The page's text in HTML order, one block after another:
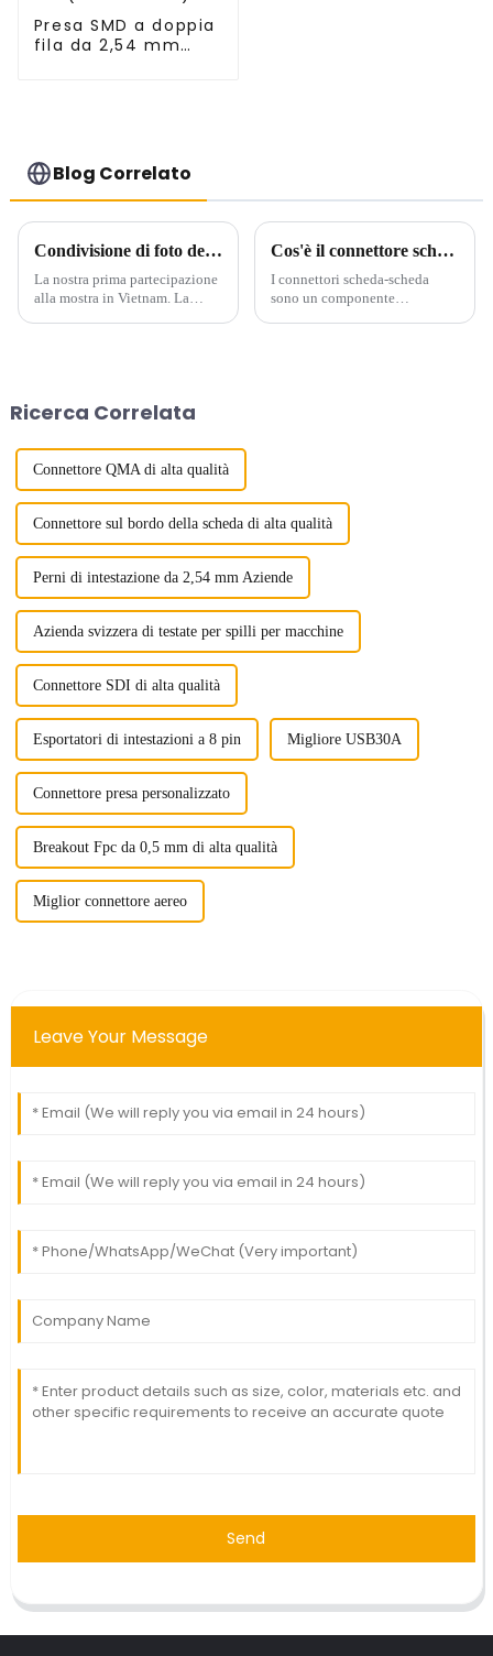
Presa SMD a doppia
fila da 2,54 mm
Blog Correlato
Condivisione di foto del CEIT&ECPE in Vietnam
La nostra prima partecipazione
alla mostra in Vietnam. La
Cos'è il connettore scheda-scheda?
I connettori scheda-scheda
sono un componente
Ricerca Correlata
Connettore QMA di alta qualità
Connettore sul bordo della scheda di alta qualità
Perni di intestazione da 2,54 mm Aziende
Azienda svizzera di testate per spilli per macchine
Connettore SDI di alta qualità
Esportatori di intestazioni a 8 pin Migliore USB30A
Connettore presa personalizzato
Breakout Fpc da 0,5 mm di alta qualità
Miglior connettore aereo
Leave Your Message
Send